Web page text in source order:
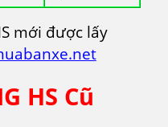
mới được lấy
HS Cũ